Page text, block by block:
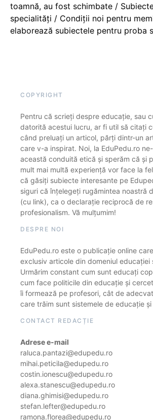
toamnă, au fost schimbate /
specialități / Condiții noi pentru
elaborează subiectele pentru proba
COPYRIGHT
Pentru că scrieți despre educație, sau
datorită acestui lucru, ar fi util să citați
când preluați un articol, părți dintr-un
care v-a inspirat. Noi, la EduPedu.ro
această conduită etică și sperăm că și
mult mai multă experiență vor face la
că găsiți subiecte interesante pe
siguri că înțelegeți rugămintea noastră
(cu link), ca o declarație reciprocă de
profesionalism. Vă mulțumim!
DESPRE NOI
EduPedu.ro este o publicație online
exclusiv articole din domeniul educației
Urmărim constant cum sunt educați
cum face politicile din educație și
îi formează pe profesori, cât de
care trăim sunt sistemele de educație
CONTACT REDACȚIE
Adrese e-mail
raluca.pantazi@edupedu.ro
mihai.peticila@edupedu.ro
costin.ionescu@edupedu.ro
alexa.stanescu@edupedu.ro
diana.ghimisi@edupedu.ro
stefan.lefter@edupedu.ro
ramona.florea@edupedu.ro